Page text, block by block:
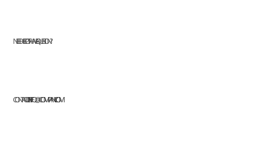
NEED HELP OR HAVE A QUESTION?
CONTACT US AT:INFO@COMPANY.COM